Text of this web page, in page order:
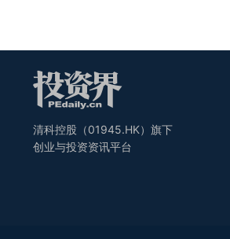
清科控股（01945.HK）旗下
创业与投资资讯平台